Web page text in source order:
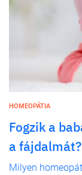
HOMEOPÁTIA
Fogzik a
a fájdalmát?
Milyen